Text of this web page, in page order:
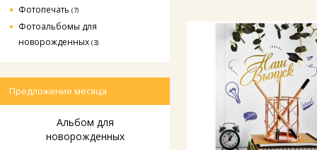
Фотопечать (7)
Фотоальбомы для
новорожденных (3)
Предложение месяца
Альбом для
новорожденных